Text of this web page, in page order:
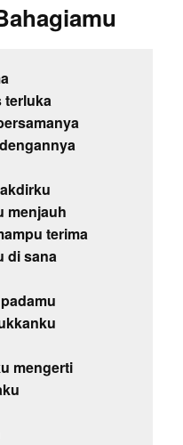
terluka
menjauh
terima
di sana
mengerti